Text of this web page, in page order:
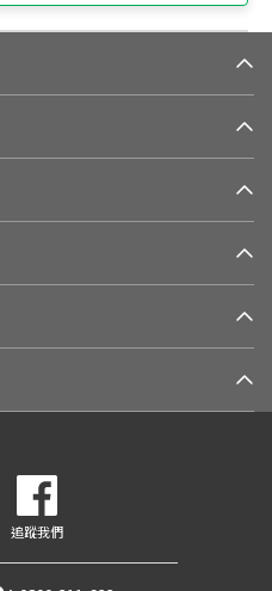
追蹤我們